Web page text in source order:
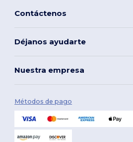
Contáctenos
Déjanos ayudarte
Nuestra empresa
Métodos de pago